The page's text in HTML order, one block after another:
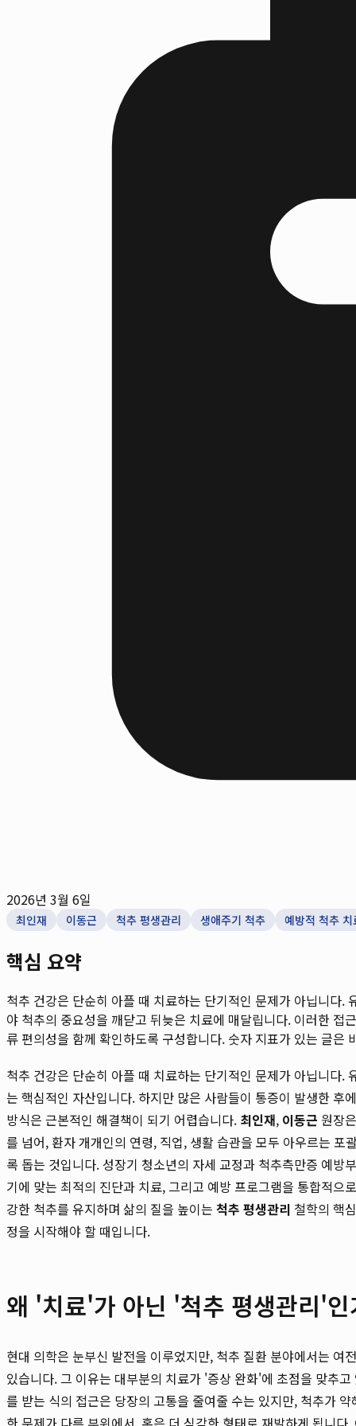
2026년 3월 6일
최인재 이동근 척추 평생관리 생애주기 척추 예방적 척추 치
핵심 요약
척추 건강은 단순히 아플 때 치료하는 단기적인 문제가 아닙니다
야 척추의 중요성을 깨닫고 뒤늦은 치료에 매달립니다. 이러한 접
류 편의성을 함께 확인하도록 구성합니다. 숫자 지표가 있는 글
척추 건강은 단순히 아플 때 치료하는 단기적인 문제가 아닙니다
는 핵심적인 자산입니다. 하지만 많은 사람들이 통증이 발생한
방식은 근본적인 해결책이 되기 어렵습니다. 최인재, 이동근 원장
를 넘어, 환자 개개인의 연령, 직업, 생활 습관을 모두 아우르는 포
록 돕는 것입니다. 성장기 청소년의 자세 교정과 척추측만증 예
기에 맞는 최적의 진단과 치료, 그리고 예방 프로그램을 통합적
강한 척추를 유지하며 삶의 질을 높이는 척추 평생관리 철학의 핵
정을 시작해야 할 때입니다.
왜 '치료'가 아닌 '척추 평생관리'
현대 의학은 눈부신 발전을 이루었지만, 척추 질환 분야에서는
있습니다. 그 이유는 대부분의 치료가 '증상 완화'에 초점을 맞추
를 받는 식의 접근은 당장의 고통을 줄여줄 수는 있지만, 척추가